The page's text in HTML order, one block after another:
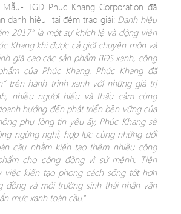
TGĐ Phuc Khang Corporation đã
danh hiệu tại đêm trao giải: Danh hiệu
2017” là một sự khích lệ và động viên
Khang khi được cả giới chuyên môn và
giá cao các sản phẩm BĐS xanh, công
của Phúc Khang. Phúc Khang đã
trên hành trình xanh với những giá trị
, nhiều người hiểu và thấu cảm cùng
hướng đến phát triển bền vững của
phụ lòng tin yêu ấy, Phúc Khang sẽ
ngừng nghỉ, hợp lực cùng những đối
cầu nhằmkiến tạo thêm nhiều công
cho cộng đồng vì sứ mệnh: Tiên
việc kiến tạo phong cách sống tốt hơn
đồng và môi trường sinh thái nhân văn
mực xanh toàn cầu.”